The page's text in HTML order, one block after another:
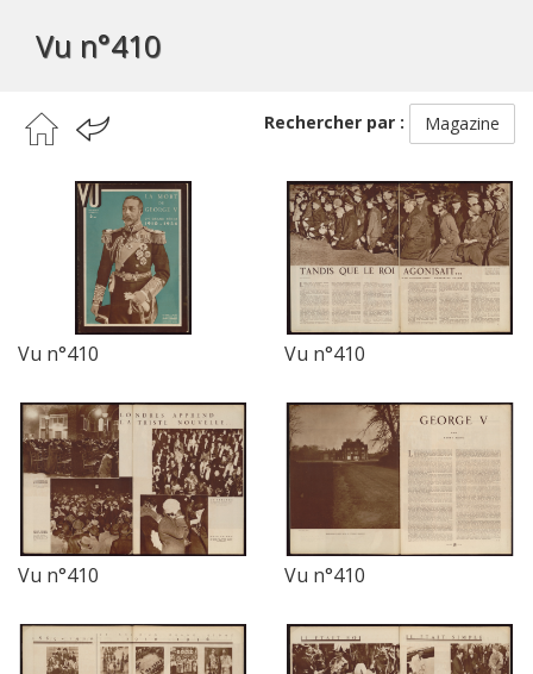
Vu n°410
Rechercher par : Magazine
Vu n°410 Vu n°410
Vu n°410 Vu n°410